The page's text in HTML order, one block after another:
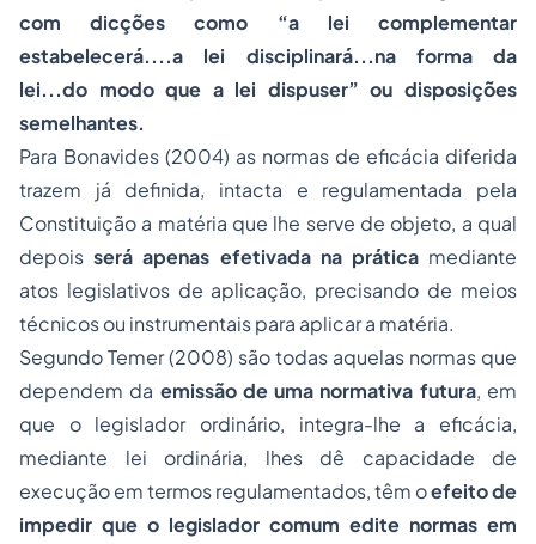
com dicções como “a lei complementar
estabelecerá....a lei disciplinará...na forma da
lei...do modo que a lei dispuser” ou disposições
semelhantes.
Para Bonavides (2004) as normas de eficácia diferida
trazem já definida, intacta e regulamentada pela
Constituição a matéria que lhe serve de objeto, a qual
depoisserá apenas efetivada na práticamediante
atos legislativos de aplicação, precisando de meios
técnicos ou instrumentais para aplicar a matéria.
Segundo Temer (2008) são todas aquelas normas que
dependem da emissão de uma normativa futura, em
que o legislador ordinário, integra-lhe a eficácia,
mediante lei ordinária, lhes dê capacidade de
execução em termos regulamentados, têm oefeito de
impedir que o legislador comum edite normas em